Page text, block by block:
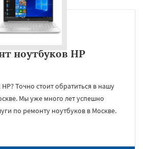
ноутбуков HP
Точно стоит обратиться в нашу
Мы уже много лет успешно
по ремонту ноутбуков в Москве.